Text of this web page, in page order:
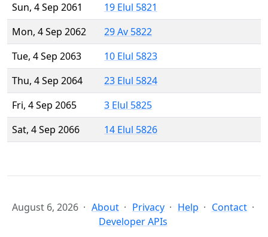
Sun, 4 Sep 2061
19 Elul 5821
Mon, 4 Sep 2062
29 Av 5822
Tue, 4 Sep 2063
10 Elul 5823
Thu, 4 Sep 2064
23 Elul 5824
Fri, 4 Sep 2065
3 Elul 5825
Sat, 4 Sep 2066
14 Elul 5826
August 6, 2026 About Privacy Help
Contact
Developer APIs